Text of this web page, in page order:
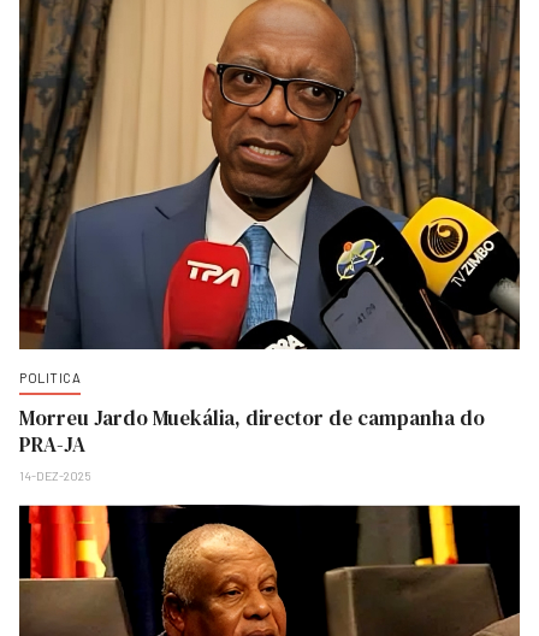
POLITICA
Morreu Jardo Muekália, director de campanha do
PRA-JA
14-DEZ-2025